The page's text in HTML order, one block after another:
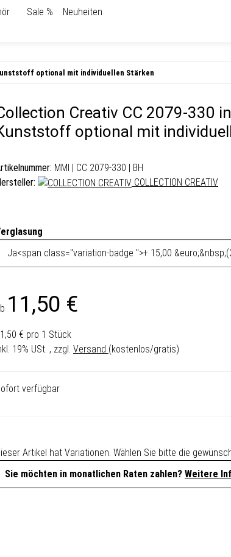
Sale % Neuheiten
optional mit individuellen Stärken
Creativ CC 2079-330
optional mit
MMI | CC 2079-330 | BH
COLLECTION CREATIV
11,50 €
€ pro 1 Stück
19% USt. , zzgl. Versand (kostenlos/gratis)
verfügbar
Artikel hat Variationen. Wählen Sie bitte die
Sie möchten in monatlichen Raten zahlen? Weitere